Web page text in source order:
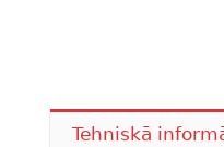
Tehniskā